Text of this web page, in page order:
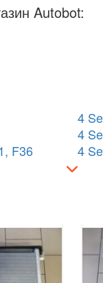
Autobot:
F36
4
4
4